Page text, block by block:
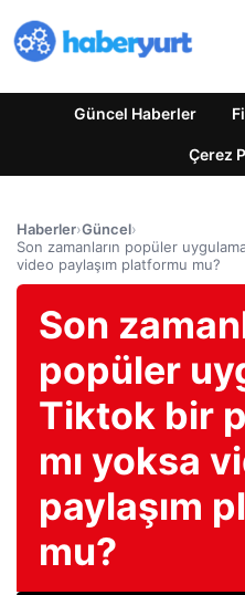
Güncel Haberler
Çerez
Haberler›Güncel›
Son zamanların popüler
video paylaşım platformu mu?
Son
popüler
Tiktok bir
mı yoksa
paylaşım
mu?